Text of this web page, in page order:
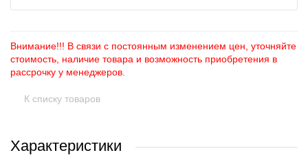
Внимание!!! В связи с постоянным изменением цен, уточняйте
стоимость, наличие товара и возможность приобретения в
рассрочку у менеджеров.
К списку товаров
Характеристики